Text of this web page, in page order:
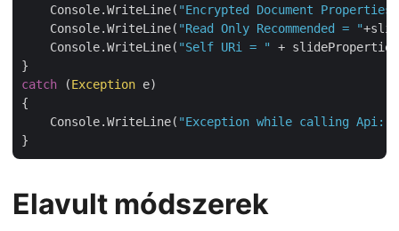
    Console.WriteLine(
"Encrypted Document
    Console.WriteLine(
"Read Only Recommended = "
    Console.WriteLine(
"Self URi = "
+
catch (Exception e)
{
    Console.WriteLine(
"Exception while calling Api: "
Elavult módszerek